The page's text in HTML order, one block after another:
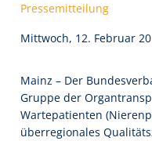
Pressemitteilung
Mittwoch, 12. Februar
Mainz – Der
Gruppe der
Wartepatienten
überregionales